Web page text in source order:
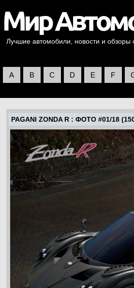
Лучшие автомобили, новости и обзоры
A B C D E F
PAGANI ZONDA R : ФОТО #01/18